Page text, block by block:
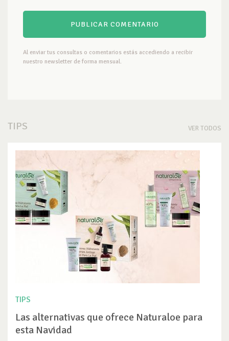
Al enviar tus consultas o comentarios estás accediendo a recibir
nuestro newsletter de forma mensual.
TIPS VER TODOS
TIPS
Las alternativas que ofrece Naturaloe para
esta Navidad